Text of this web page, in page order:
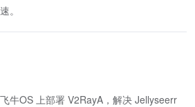
。
牛OS 上部署 V2RayA，解决 Jellyseerr